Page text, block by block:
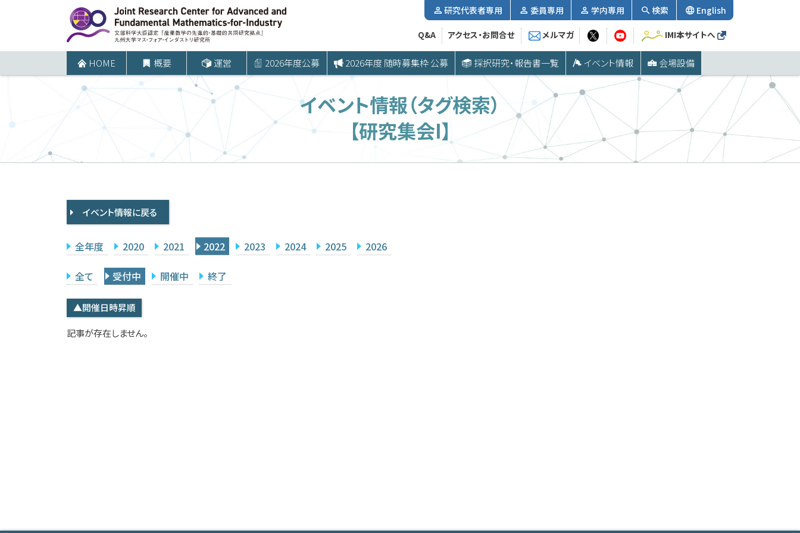
ツ
プ
HOME 概要 運営 2026年度公募 2026年度 随時募集枠 公募 採択研究・報告書一覧 イベント情報 会場設備
研究代表者専用 委員専用 学内専用 検索 English
Q&A アクセス・お問合せ メルマガ IMI本サイトへ
イベント情報（タグ検索）
【研究集会I】
イベント情報に戻る
全年度 2020 2021 2022 2023 2024 2025 2026
全て 受付中 開催中 終了
▲開催日時昇順
記事が存在しません。